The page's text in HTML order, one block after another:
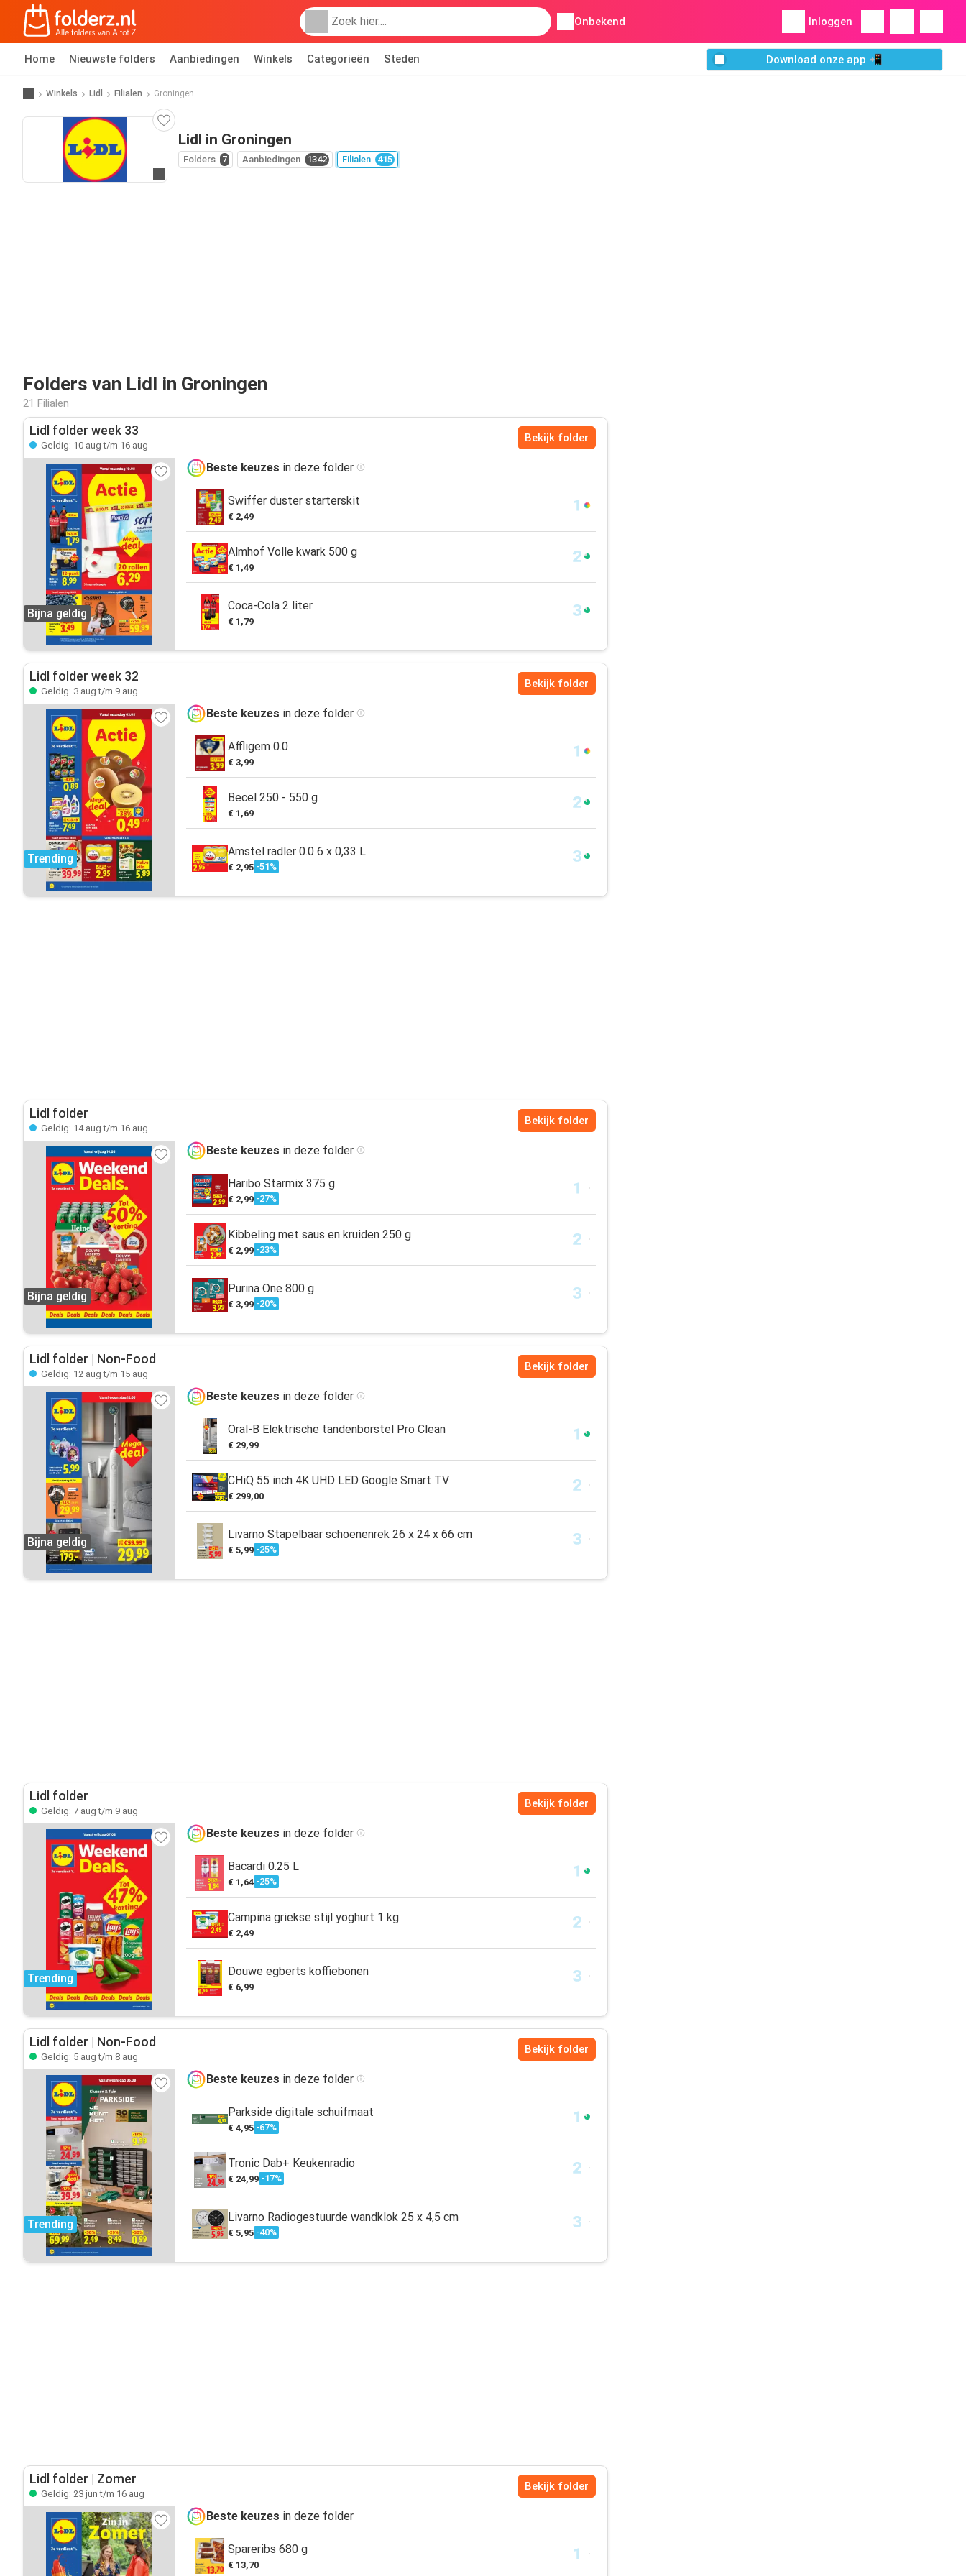
Onbekend Inloggen
Home Nieuwste folders Aanbiedingen Winkels Categorieën Steden Download onze app 📲
Winkels Lidl Filialen Groningen
Lidl in Groningen
Folders 7 Aanbiedingen 1342 Filialen 415
Folders van Lidl in Groningen
21 Filialen
Lidl folder week 33
Geldig: 10 aug t/m 16 aug
Bekijk folder
Bijna geldig
Beste keuzes in deze folder
Swiffer duster starterskit
€ 2,49
Almhof Volle kwark 500 g
€ 1,49
Coca-Cola 2 liter
€ 1,79
Lidl folder week 32
Geldig: 3 aug t/m 9 aug
Bekijk folder
Trending
Beste keuzes in deze folder
Affligem 0.0
€ 3,99
Becel 250 - 550 g
€ 1,69
Amstel radler 0.0 6 x 0,33 L
€ 2,95 -51%
Lidl folder
Geldig: 14 aug t/m 16 aug
Bekijk folder
Bijna geldig
Beste keuzes in deze folder
Haribo Starmix 375 g
€ 2,99 -27%
Kibbeling met saus en kruiden 250 g
€ 2,99 -23%
Purina One 800 g
€ 3,99 -20%
Lidl folder | Non-Food
Geldig: 12 aug t/m 15 aug
Bekijk folder
Bijna geldig
Beste keuzes in deze folder
Oral-B Elektrische tandenborstel Pro Clean
€ 29,99
CHiQ 55 inch 4K UHD LED Google Smart TV
€ 299,00
Livarno Stapelbaar schoenenrek 26 x 24 x 66 cm
€ 5,99 -25%
Lidl folder
Geldig: 7 aug t/m 9 aug
Bekijk folder
Trending
Beste keuzes in deze folder
Bacardi 0.25 L
€ 1,64 -25%
Campina griekse stijl yoghurt 1 kg
€ 2,49
Douwe egberts koffiebonen
€ 6,99
Lidl folder | Non-Food
Geldig: 5 aug t/m 8 aug
Bekijk folder
Trending
Beste keuzes in deze folder
Parkside digitale schuifmaat
€ 4,95 -67%
Tronic Dab+ Keukenradio
€ 24,99 -17%
Livarno Radiogestuurde wandklok 25 x 4,5 cm
€ 5,95 -40%
Lidl folder | Zomer
Geldig: 23 jun t/m 16 aug
Bekijk folder
Beste keuzes in deze folder
Spareribs 680 g
€ 13,70